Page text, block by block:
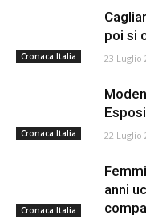
Cronaca Italia
poi si
23 Luglio
Cronaca Italia 22 Luglio
Cronaca Italia
anni